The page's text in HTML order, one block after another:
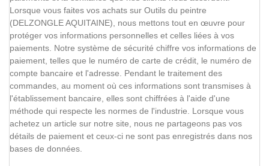
Lorsque vous faites vos achats sur Outils du peintre
(DELZONGLE AQUITAINE), nous mettons tout en œuvre pour
protéger vos informations personnelles et celles liées à vos
paiements. Notre système de sécurité chiffre vos informations de
paiement, telles que le numéro de carte de crédit, le numéro de
compte bancaire et l'adresse. Pendant le traitement des
commandes, au moment où ces informations sont transmises à
l'établissement bancaire, elles sont chiffrées à l'aide d'une
méthode qui respecte les normes de l'industrie. Lorsque vous
achetez un article sur notre site, nous ne partageons pas vos
détails de paiement et ceux-ci ne sont pas enregistrés dans nos
bases de données.